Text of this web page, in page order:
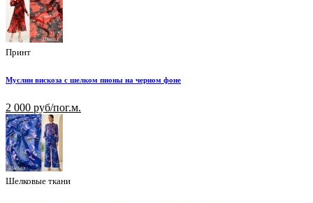
Принт
Муслин вискоза с шелком пионы на черном фоне
2 000 руб/пог.м.
Шелковые ткани